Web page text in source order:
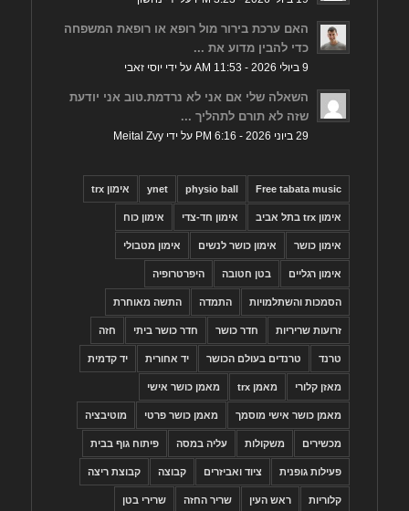
האם ערכת בירור מול רופא או רופאת המשפחה
כדי להבין מדוע את ...
9 ביולי 2026 - 11:53 AM על ידי יוסי זאבי
השאלה שלי אם אני לא נרדמת.טוב אני יודעת
שזה לא תורם לתהליך ...
29 ביוני 2026 - 6:16 PM על ידי Meital Zvy
Free tabata music
physio ball
ynet אימון trx
אימון trx בתל אביב אימון חד-צדי אימון כוח
אימון כושר אימון כושר לנשים אימון מטבולי
אימון רגליים בטן חטובה היפרטרופיה
הסמכות והשתלמויות התמדה התשה מאוחרת
זרועות שריריות חדר כושר חדר כושר ביתי חזה
טרנד טרנדים בעולם הכושר יד אחורית יד קדמית
מאזן קלורי מאמן trx מאמן כושר אישי
מאמן כושר אישי מוסמך מאמן כושר פרטי מוטיבציה
מכשירים משקולות עליה במסה פיתוח גוף בבית
פעילות גופנית ציוד ואביזרים קבוצה קבוצת ריצה
קלוריות ראש העין שריר החזה שרירי בטן